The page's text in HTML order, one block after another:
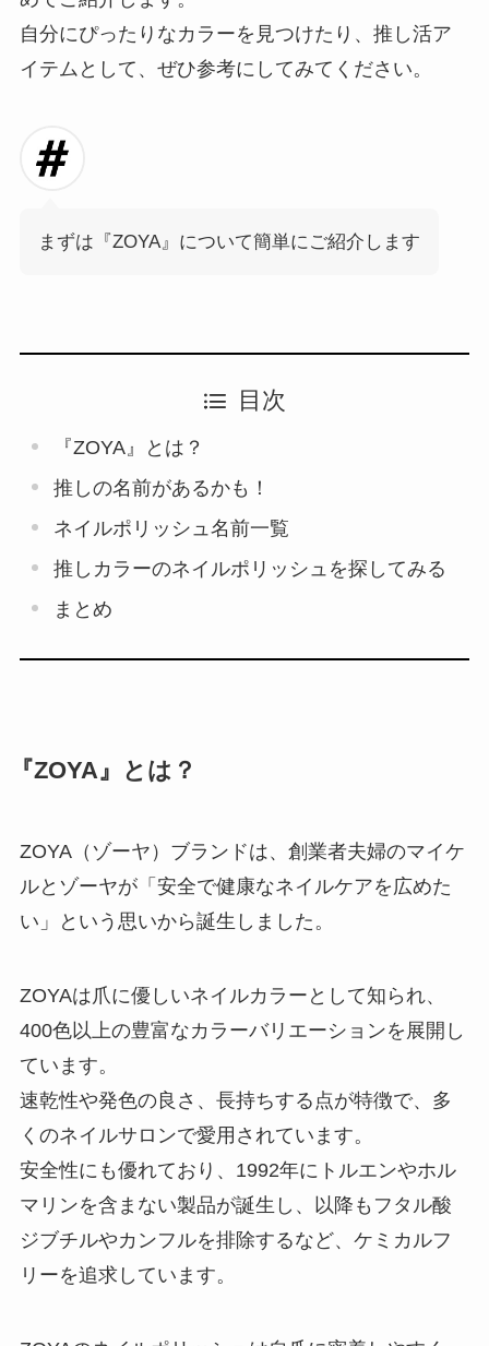
自分にぴったりなカラーを見つけたり、推し活ア
イテムとして、ぜひ参考にしてみてください。
まずは『ZOYA』について簡単にご紹介します
目次
『ZOYA』とは？
推しの名前があるかも！
ネイルポリッシュ名前一覧
推しカラーのネイルポリッシュを探してみる
まとめ
『ZOYA』とは？
ZOYA（ゾーヤ）ブランドは、創業者夫婦のマイケ
ルとゾーヤが「安全で健康なネイルケアを広めた
い」という思いから誕生しました。
ZOYAは爪に優しいネイルカラーとして知られ、
400色以上の豊富なカラーバリエーションを展開し
ています。
速乾性や発色の良さ、長持ちする点が特徴で、多
くのネイルサロンで愛用されています。
安全性にも優れており、1992年にトルエンやホル
マリンを含まない製品が誕生し、以降もフタル酸
ジブチルやカンフルを排除するなど、ケミカルフ
リーを追求しています。